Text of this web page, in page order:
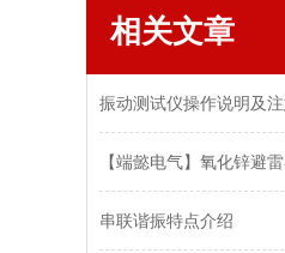
相关文章
振动测试仪操作说明及
串联谐振特点介绍